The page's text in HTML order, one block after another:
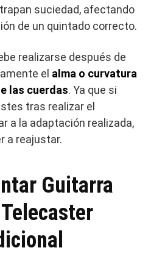
suciedad, afectando
de un quintado correcto.
realizarse después de
el alma o curvatura
las cuerdas. Ya que si
tras realizar el
a la adaptación realizada,
a reajustar.
Guitarra